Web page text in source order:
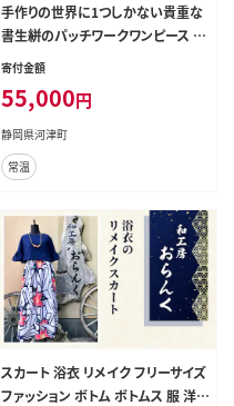
手作りの世界に1つしかない貴重な
書生絣のパッチワークワンピース フ
ァッション
寄付金額
55,000円
静岡県河津町
常温
スカート 浴衣 リメイク フリーサイズ
ファッション ボトム ボトムス 服 洋服